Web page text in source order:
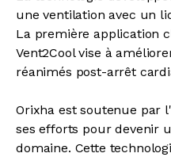
une ventilation avec un
La première application
Vent2Cool vise à
réanimés post-arrêt
Orixha est soutenue par
ses efforts pour devenir
domaine. Cette